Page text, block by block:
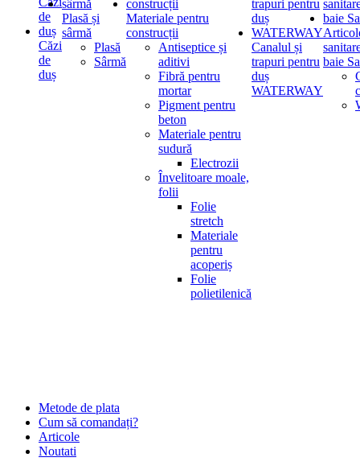
Căzi
de
duș
Plasă și
sârmă
Plasă
Sârmă
Materiale pentru
construcții
Antiseptice și
aditivi
Fibră pentru
mortar
Pigment pentru
beton
Materiale pentru
sudură
Electrozii
Învelitoare moale,
folii
Folie
stretch
Materiale
pentru
acoperiș
Folie
polietilenică
Canalul și
trapuri pentru
duș
WATERWAY
baie
Metode de plata
Cum să comandați?
Articole
Noutati